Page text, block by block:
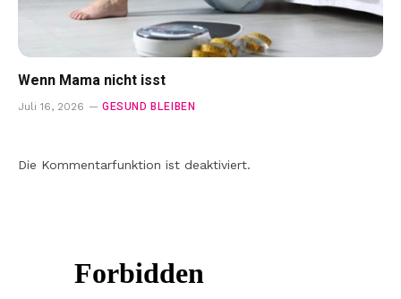
Wenn Mama nicht isst
Juli 16, 2026 GESUND BLEIBEN
Die Kommentarfunktion ist deaktiviert.